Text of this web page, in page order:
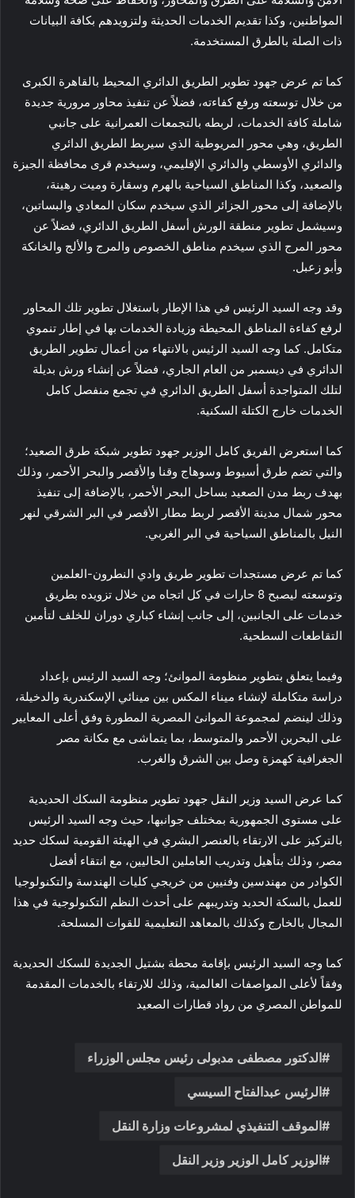
المواطنين، وكذا تقديم الخدمات الحديثة ولتزويدهم بكافة البيانات
ذات الصلة بالطرق المستخدمة.
كما تم عرض جهود تطوير الطريق الدائري المحيط بالقاهرة الكبرى
من خلال توسعته ورفع كفاءته، فضلاً عن تنفيذ محاور مرورية جديدة
شاملة كافة الخدمات، لربطه بالتجمعات العمرانية على جانبي
الطريق، وهي محور المريوطية الذي سيربط الطريق الدائري
والدائري الأوسطي والدائري الإقليمي، وسيخدم قرى محافظة الجيزة
والصعيد، وكذا المناطق السياحية بالهرم وسقارة وميت رهينة،
بالإضافة إلى محور الجزائر الذي سيخدم سكان المعادي والبساتين،
وسيشمل تطوير منطقة الورش أسفل الطريق الدائري، فضلاً عن
محور المرج الذي سيخدم مناطق الخصوص والمرج والألج والخانكة
وأبو زعبل.
وقد وجه السيد الرئيس في هذا الإطار باستغلال تطوير تلك المحاور
لرفع كفاءة المناطق المحيطة وزيادة الخدمات بها في إطار تنموي
متكامل. كما وجه السيد الرئيس بالانتهاء من أعمال تطوير الطريق
الدائري في ديسمبر من العام الجاري، فضلاً عن إنشاء ورش بديلة
لتلك المتواجدة أسفل الطريق الدائري في تجمع منفصل كامل
الخدمات خارج الكتلة السكنية.
كما استعرض الفريق كامل الوزير جهود تطوير شبكة طرق الصعيد؛
والتي تضم طرق أسيوط وسوهاج وقنا والأقصر والبحر الأحمر، وذلك
بهدف ربط مدن الصعيد بساحل البحر الأحمر، بالإضافة إلى تنفيذ
محور شمال مدينة الأقصر لربط مطار الأقصر في البر الشرقي لنهر
النيل بالمناطق السياحية في البر الغربي.
كما تم عرض مستجدات تطوير طريق وادي النطرون-العلمين
وتوسعته ليصبح 8 حارات في كل اتجاه من خلال تزويده بطريق
خدمات على الجانبين، إلى جانب إنشاء كباري دوران للخلف لتأمين
التقاطعات السطحية.
وفيما يتعلق بتطوير منظومة الموانئ؛ وجه السيد الرئيس بإعداد
دراسة متكاملة لإنشاء ميناء المكس بين مينائي الإسكندرية والدخيلة،
وذلك لينضم لمجموعة الموانئ المصرية المطورة وفق أعلى المعايير
على البحرين الأحمر والمتوسط، بما يتماشى مع مكانة مصر
الجغرافية كهمزة وصل بين الشرق والغرب.
كما عرض السيد وزير النقل جهود تطوير منظومة السكك الحديدية
على مستوى الجمهورية بمختلف جوانبها، حيث وجه السيد الرئيس
بالتركيز على الارتقاء بالعنصر البشري في الهيئة القومية لسكك حديد
مصر، وذلك بتأهيل وتدريب العاملين الحاليين، مع انتقاء أفضل
الكوادر من مهندسين وفنيين من خريجي كليات الهندسة والتكنولوجيا
للعمل بالسكة الحديد وتدريبهم على أحدث النظم التكنولوجية في هذا
المجال بالخارج وكذلك بالمعاهد التعليمية للقوات المسلحة.
كما وجه السيد الرئيس بإقامة محطة بشتيل الجديدة للسكك الحديدية
وفقاً لأعلى المواصفات العالمية، وذلك للارتقاء بالخدمات المقدمة
للمواطن المصري من رواد قطارات الصعيد
الدكتور مصطفى مدبولى رئيس مجلس الوزراء
الرئيس عبدالفتاح السيسي
الموقف التنفيذي لمشروعات وزارة النقل
الوزير كامل الوزير وزير النقل